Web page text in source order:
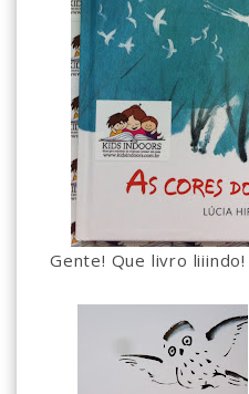
Gente! Que livro liiindo!